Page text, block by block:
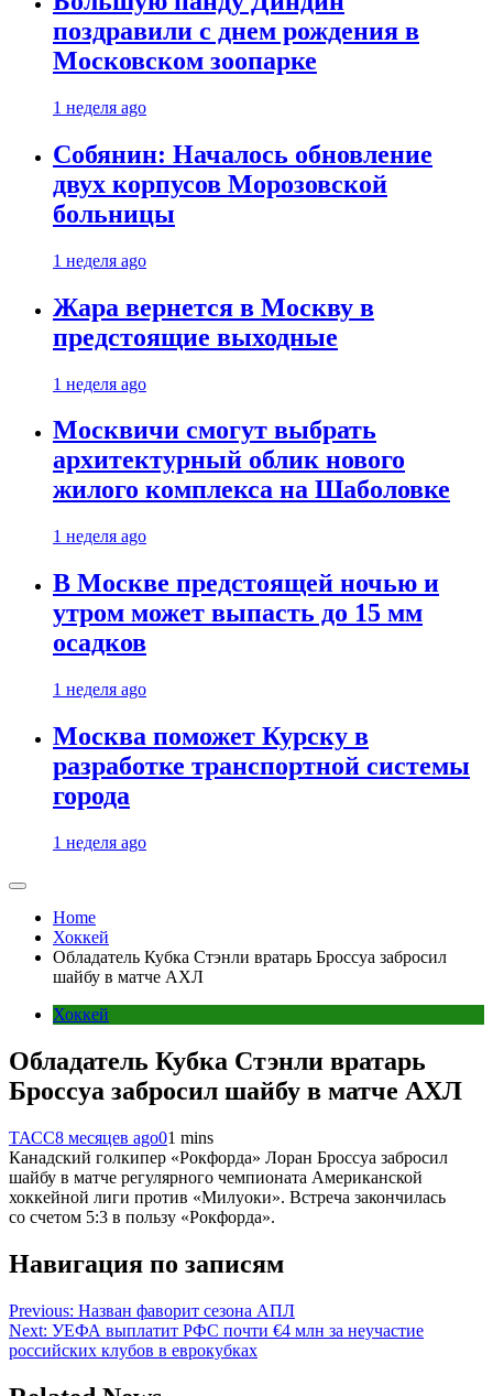
поздравили с днем рождения в
Московском зоопарке
1 неделя ago
Собянин: Началось обновление
двух корпусов Морозовской
больницы
1 неделя ago
Жара вернется в Москву в
предстоящие выходные
1 неделя ago
Москвичи смогут выбрать
архитектурный облик нового
жилого комплекса на Шаболовке
1 неделя ago
В Москве предстоящей ночью и
утром может выпасть до 15 мм
осадков
1 неделя ago
Москва поможет Курску в
разработке транспортной системы
города
1 неделя ago
Home
Хоккей
Обладатель Кубка Стэнли вратарь Броссуа забросил
шайбу в матче АХЛ
Хоккей
Обладатель Кубка Стэнли вратарь
Броссуа забросил шайбу в матче АХЛ
ТАСС8 месяцев ago01 mins
Канадский голкипер «Рокфорда» Лоран Броссуа забросил
шайбу в матче регулярного чемпионата Американской
хоккейной лиги против «Милуоки». Встреча закончилась
со счетом 5:3 в пользу «Рокфорда».
Навигация по записям
Previous: Назван фаворит сезона АПЛ
Next: УЕФА выплатит РФС почти €4 млн за неучастие
российских клубов в еврокубках